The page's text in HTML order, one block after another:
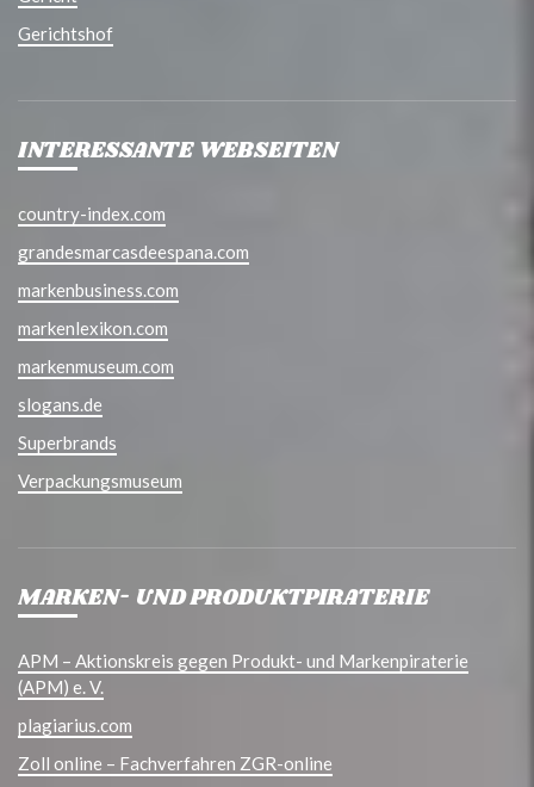
Gerichtshof
INTERESSANTE WEBSEITEN
country-index.com
grandesmarcasdeespana.com
markenbusiness.com
markenlexikon.com
markenmuseum.com
slogans.de
Superbrands
Verpackungsmuseum
MARKEN- UND PRODUKTPIRATERIE
APM – Aktionskreis gegen Produkt- und Markenpiraterie
(APM) e. V.
plagiarius.com
Zoll online – Fachverfahren ZGR-online